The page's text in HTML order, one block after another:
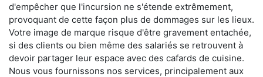
d'empêcher que l'incursion ne s'étende extrêmement,
provoquant de cette façon plus de dommages sur les lieux.
Votre image de marque risque d'être gravement entachée,
si des clients ou bien même des salariés se retrouvent à
devoir partager leur espace avec des cafards de cuisine.
Nous vous fournissons nos services, principalement aux